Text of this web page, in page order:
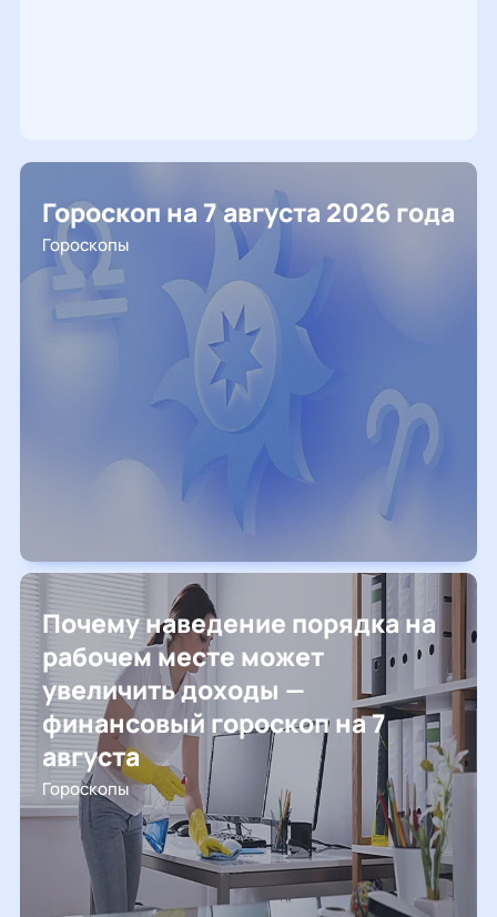
Гороскоп на 7 августа 2026 года
Гороскопы
Почему наведение порядка на
рабочем месте может
увеличить доходы —
финансовый гороскоп на 7
августа
Гороскопы